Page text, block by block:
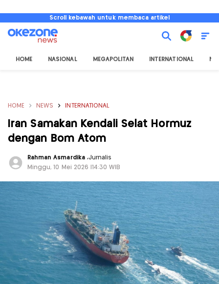
Scroll kebawah untuk membaca artikel
HOME NASIONAL MEGAPOLITAN INTERNATIONAL
HOME NEWS INTERNATIONAL
Iran Samakan Kendali Selat Hormuz
dengan Bom Atom
Rahman Asmardika ,Jurnalis
Minggu, 10 Mei 2026 |14:30 WIB